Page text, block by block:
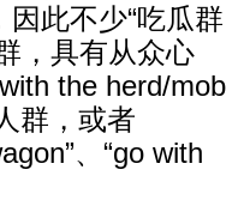
此不少“吃瓜群
，具有从众心
the herd/mob
群，或者
、“go with